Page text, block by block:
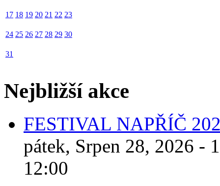
17 18 19 20 21 22 23
24 25 26 27 28 29 30
31
Nejbližší akce
FESTIVAL NAPŘÍČ
pátek, Srpen 28, 2026 -
12:00